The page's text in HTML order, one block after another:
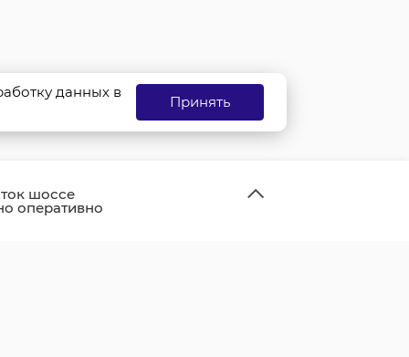
шоссе
оперативно
и открыли для
данных в
Принять